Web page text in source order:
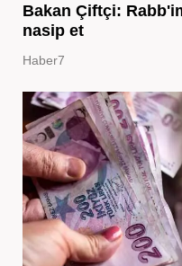
Bakan Çiftçi:
nasip et
Haber7